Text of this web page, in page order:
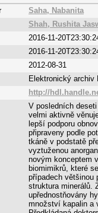
Saha, Nabanita
Shah, Rushita
2016-11-
2016-11-
2012-08-31
Elektronický archiv
http://
V posledních
velmi aktivně
lepší podporu
připraveny podle
tkáně v podstatě
vyztuženou
novým konceptem
biomimikrů, které
případech většinou
struktura minerálů.
upřednostňovány
množství kapalin a